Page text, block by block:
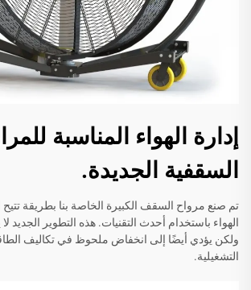
إدارة الهواء المناسبة
السقفية الجديدة.
تم صنع مرواح السقف الكبيرة الخاصة بنا بطريقة
الهواء باستخدام أحدث التقنيات. هذه التطوير الجديد
ولكن يؤدي أيضًا إلى انخفاض ملحوظ في تكاليف الطاقة
التشغيلية.